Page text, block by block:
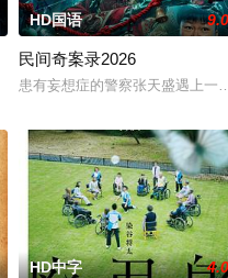
可的才华。他们来自不同
照屋踊，憧憬舞蹈学校的丽莎，
将携600余公斤毒品来云交易，火
HD国语 9.0
民间奇案录2026
患有妄想症的警察张天盛遇上一
HD中字 4.0